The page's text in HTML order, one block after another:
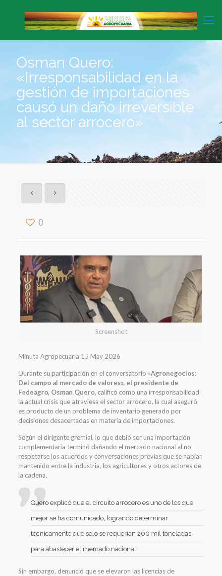
Osman Quero:
«Irresponsabilidad en la
gestión de importaciones
causó un daño irreversible
al sector arrocero»
0
Screenshot
Minuta Agropecuaria 15 May 2026
Durante su participación en el conversatorio «Agronegocios:
Del campo al mercado de valores», el presidente de
Fedeagro, Osman Quero, calificó como una irresponsabilidad
la actual crisis que atraviesa el sector arrocero, la cual aseguró
es producto de un problema de inventario generado por
decisiones desacertadas en materia de importaciones.
Según el dirigente gremial, lo que debió ser una importación
complementaria terminó dañando el mercado nacional al no
respetarse los acuerdos y conversaciones previas que se habían
mantenido entre la industria, los agricultores y otros actores de
la cadena.
Quero explicó que el circuito arrocero es uno de los que
mejor se ha comunicado, logrando determinar
técnicamente que solo se requerían 200 mil toneladas
para abastecer el mercado nacional.
Sin embargo, denunció que se elevaron las licencias de